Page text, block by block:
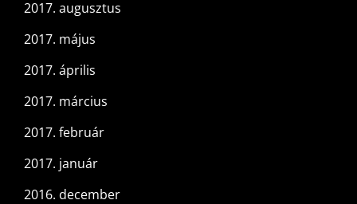
2017. augusztus
2017. május
2017. április
2017. március
2017. február
2017. január
2016. december